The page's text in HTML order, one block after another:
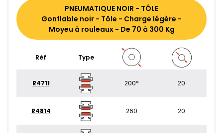
PNEUMATIQUE NOIR - TÔLE
Gonflable noir - Tôle - Charge légère -
Moyeu à rouleaux - De 70 à 300 Kg
Réf Type
R4711 200* 20
R4814 260 20